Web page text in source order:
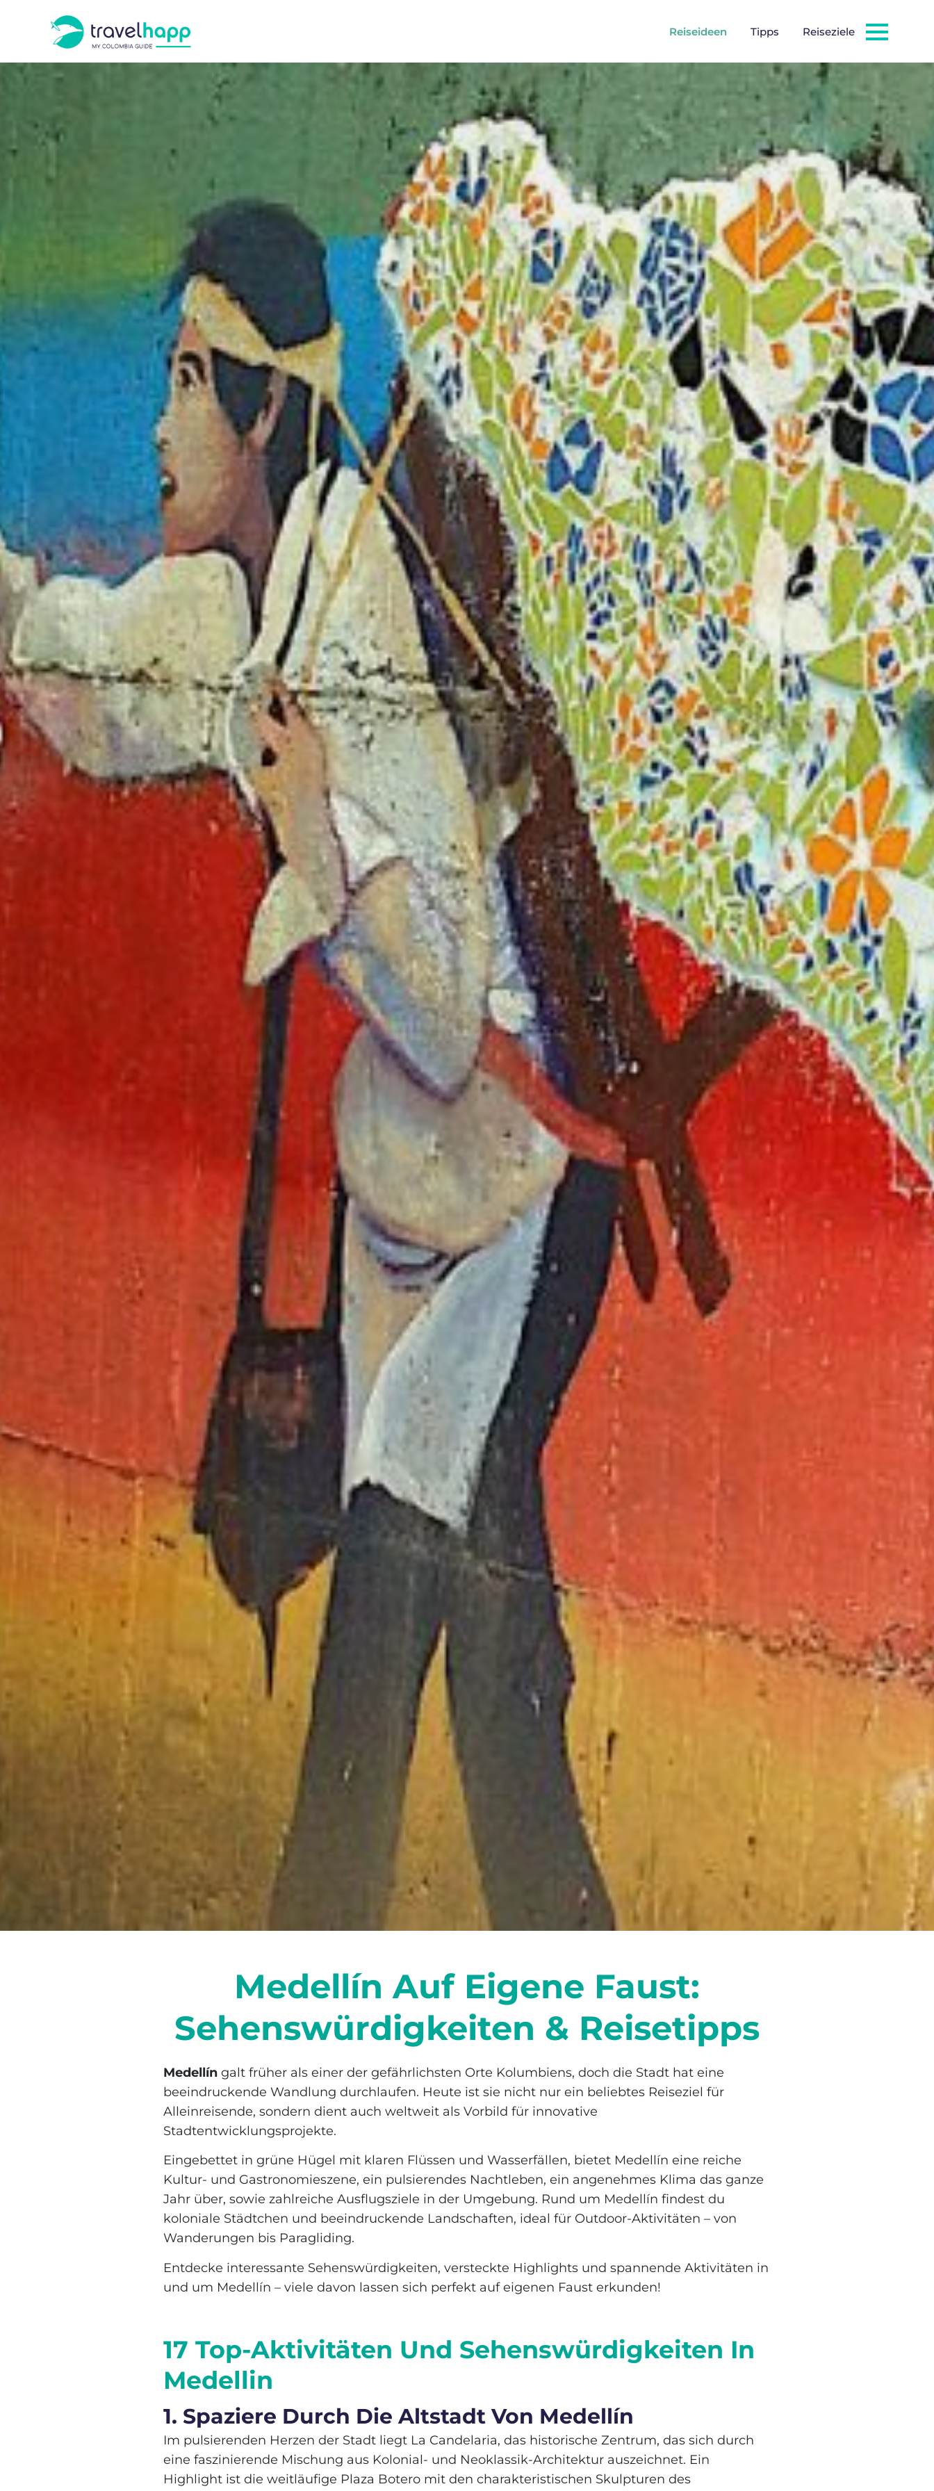
Reiseideen Tipps Reiseziele
Medellín Auf Eigene Faust:
Sehenswürdigkeiten & Reisetipps
Medellíngalt früher als einer der gefährlichsten Orte Kolumbiens, doch die Stadt hat eine
beeindruckende Wandlung durchlaufen. Heute ist sie nicht nur ein beliebtes Reiseziel für
Alleinreisende, sondern dient auch weltweit als Vorbild für innovative
Stadtentwicklungsprojekte.
Eingebettet in grüne Hügel mit klaren Flüssen und Wasserfällen, bietet Medellín eine reiche
Kultur- und Gastronomieszene, ein pulsierendes Nachtleben, ein angenehmes Klima das ganze
Jahr über, sowie zahlreiche Ausflugsziele in der Umgebung. Rund um Medellín findest du
koloniale Städtchen und beeindruckende Landschaften, ideal für Outdoor-Aktivitäten – von
Wanderungen bis Paragliding.
Entdecke interessante Sehenswürdigkeiten, versteckte Highlights und spannende Aktivitäten in
und um Medellín – viele davon lassen sich perfekt auf eigenen Faust erkunden!
17 Top-Aktivitäten Und Sehenswürdigkeiten In
Medellin
1. Spaziere Durch Die Altstadt Von Medellín
Im pulsierenden Herzen der Stadt liegt La Candelaria, das historische Zentrum, das sich durch
eine faszinierende Mischung aus Kolonial- und Neoklassik-Architektur auszeichnet. Ein
Highlight ist die weitläufige Plaza Botero mit den charakteristischen Skulpturen des